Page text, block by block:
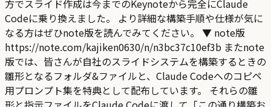
方でスライド作成は今までのKeynoteから完全にClaude
Codeに乗り換えました。 より詳細な構築手順や仕様が気に
なる方はぜひnote版を読んでみてください。 ▼ note版
https://note.com/kajiken0630/n/n3bc37c10ef3b またnote
版では、皆さんが自社のスライドシステムを構築するときの
雛形となるフォルダ&ファイルと、Claude Codeへのコピペ
用プロンプト集を特典として配布しています。 それらの雛